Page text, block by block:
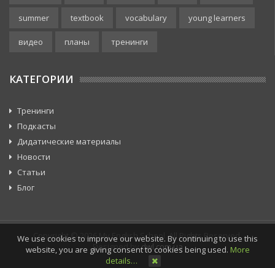
summer textbook vocabulary young learners
видео планы тренинги
КАТЕГОРИИ
Тренинги
Подкасты
Дидатические материалы
Новости
Статьи
Блог
Copyright © 2026 My English School. All Rights Reserved.
Designed bydwl.com.ua
We use cookies to improve our website. By continuing to use this
website, you are giving consent to cookies being used. More
details…